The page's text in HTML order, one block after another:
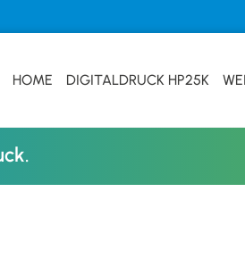
HOME DIGITALDRUCK HP25K